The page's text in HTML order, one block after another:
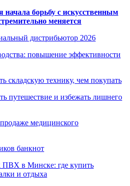
борьбу с искусственным
меняется
дистрибьютор 2026
повышение эффективности
складскую технику, чем покупать
путешествие и избежать лишнего
продаже медицинского
банкнот
ПВХ в Минске: где купить
и отдыха